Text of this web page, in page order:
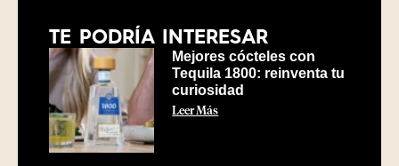
TE PODRÍA INTERESAR
Mejores cócteles con
Tequila 1800: reinventa tu
curiosidad
Leer Más